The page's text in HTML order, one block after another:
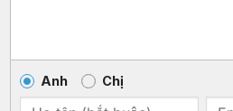
Anh Chị